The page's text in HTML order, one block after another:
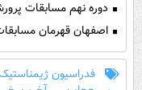
دوره نهم مسابقات
اصفهان قهرمان
فدراسیون